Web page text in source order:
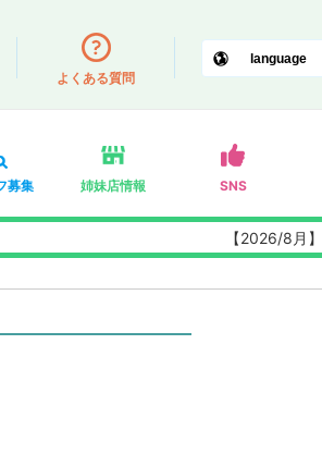
よくある質問
募集 姉妹店情報 SNS
【2026/8月】夏のピ